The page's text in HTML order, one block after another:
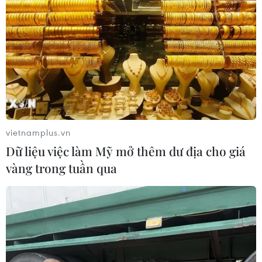
vietnamplus.vn
Dữ liệu việc làm Mỹ mở thêm dư địa cho giá
vàng trong tuần qua